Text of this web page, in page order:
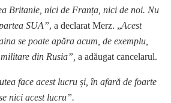
Britanie, nici de Franța, nici de noi. Nu
SUA”, a declarat Merz. „Acest
se poate apăra acum, de exemplu,
din Rusia”, a adăugat cancelarul.
face acest lucru și, în afară de foarte
nici acest lucru”.